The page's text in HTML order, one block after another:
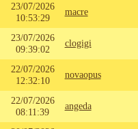
23/07/2026
10:53:29
macre
23/07/2026
09:39:02
clogigi
22/07/2026
12:32:10
novaopus
22/07/2026
08:11:39
angeda